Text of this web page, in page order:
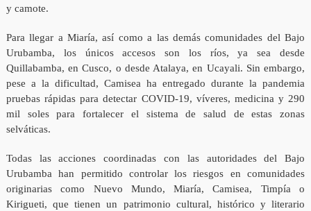
y camote.
Para llegar a Miaría, así como a las demás comunidades del Bajo
Urubamba, los únicos accesos son los ríos, ya sea desde
Quillabamba, en Cusco, o desde Atalaya, en Ucayali. Sin embargo,
pese a la dificultad, Camisea ha entregado durante la pandemia
pruebas rápidas para detectar COVID-19, víveres, medicina y 290
mil soles para fortalecer el sistema de salud de estas zonas
selváticas.
Todas las acciones coordinadas con las autoridades del Bajo
Urubamba han permitido controlar los riesgos en comunidades
originarias como Nuevo Mundo, Miaría, Camisea, Timpía o
Kirigueti, que tienen un patrimonio cultural, histórico y literario